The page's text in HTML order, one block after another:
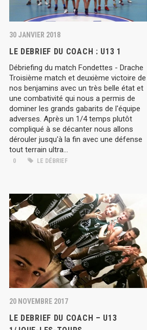
30 JANVIER 2018
LE DEBRIEF DU COACH : U13 1
Débriefing du match Fondettes - Drache
Troisième match et deuxième victoire de
nos benjamins avec un très belle état et
une combativité qui nous a permis de
dominer les grands gabarits de l'équipe
adverses. Après un 1/4 temps plutôt
compliqué à se décanter nous allons
dérouler jusqu'à la fin avec une défense
tout terrain ultra...
0 LE DÉBRIEF
20 NOVEMBRE 2017
LE DEBRIEF DU COACH – U13